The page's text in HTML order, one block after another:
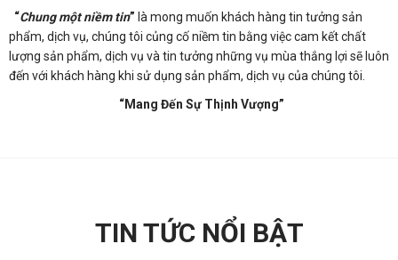
“Chung một niềm tin” là mong muốn khách hàng tin tưởng sản
phẩm, dịch vụ, chúng tôi củng cố niềm tin bằng việc cam kết chất
lượng sản phẩm, dịch vụ và tin tưởng những vụ mùa thắng lợi sẽ luôn
đến với khách hàng khi sử dụng sản phẩm, dịch vụ của chúng tôi.
“Mang Đến Sự Thịnh Vượng”
TIN TỨC NỔI BẬT